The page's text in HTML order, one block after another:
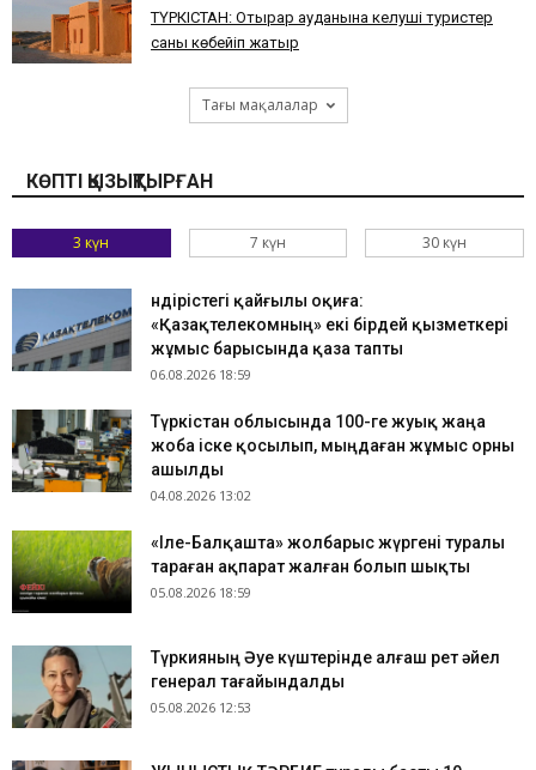
ТҮРКІСТАН: Отырар ауданына келуші туристер
саны көбейіп жатыр
Тағы мақалалар
КӨПТІ ҚЫЗЫҚТЫРҒАН
3 күн 7 күн 30 күн
Өндірістегі қайғылы оқиға:
«Қазақтелекомның» екі бірдей қызметкері
жұмыс барысында қаза тапты
06.08.2026 18:59
Түркістан облысында 100-ге жуық жаңа
жоба іске қосылып, мыңдаған жұмыс орны
ашылды
04.08.2026 13:02
«Іле-Балқашта» жолбарыс жүргені туралы
тараған ақпарат жалған болып шықты
05.08.2026 18:59
Түркияның Әуе күштерінде алғаш рет әйел
генерал тағайындалды
05.08.2026 12:53